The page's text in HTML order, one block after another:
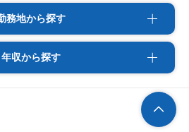
務地から探す
年収から探す